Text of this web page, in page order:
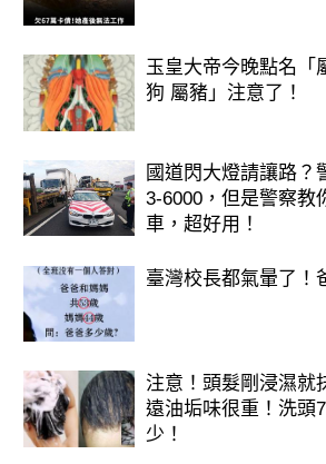
容易獲得意外收入或年終
建議：保持努力和守財態
玉皇大帝今晚點名「
狗 屬豬」注意了！
國道閃大燈請讓路？
3-6000，但是警察教
車，超好用！
臺灣校長都氣暈了！
注意！頭髮剛浸濕就
遠油垢味很重！洗頭
少！